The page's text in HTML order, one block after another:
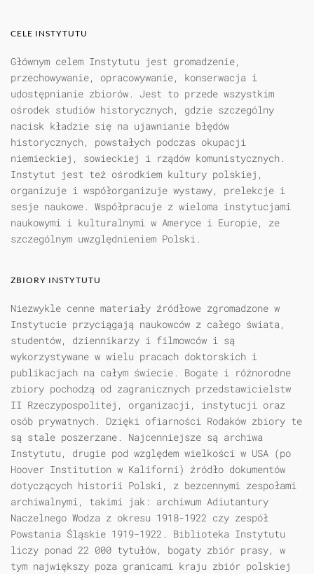
CELE INSTYTUTU
Głównym celem Instytutu jest gromadzenie,
przechowywanie, opracowywanie, konserwacja i
udostępnianie zbiorów. Jest to przede wszystkim
ośrodek studiów historycznych, gdzie szczególny
nacisk kładzie się na ujawnianie błędów
historycznych, powstałych podczas okupacji
niemieckiej, sowieckiej i rządów komunistycznych.
Instytut jest też ośrodkiem kultury polskiej,
organizuje i współorganizuje wystawy, prelekcje i
sesje naukowe. Współpracuje z wieloma instytucjami
naukowymi i kulturalnymi w Ameryce i Europie, ze
szczególnym uwzględnieniem Polski.
ZBIORY INSTYTUTU
Niezwykle cenne materiały źródłowe zgromadzone w
Instytucie przyciągają naukowców z całego świata,
studentów, dziennikarzy i filmowców i są
wykorzystywane w wielu pracach doktorskich i
publikacjach na całym świecie. Bogate i różnorodne
zbiory pochodzą od zagranicznych przedstawicielstw
II Rzeczypospolitej, organizacji, instytucji oraz
osób prywatnych. Dzięki ofiarności Rodaków zbiory te
są stale poszerzane. Najcenniejsze są archiwa
Instytutu, drugie pod względem wielkości w USA (po
Hoover Institution w Kaliforni) źródło dokumentów
dotyczących historii Polski, z bezcennymi zespołami
archiwalnymi, takimi jak: archiwum Adiutantury
Naczelnego Wodza z okresu 1918-1922 czy zespół
Powstania Śląskie 1919-1922. Biblioteka Instytutu
liczy ponad 22 000 tytułów, bogaty zbiór prasy, w
tym największy poza granicami kraju zbiór polskiej